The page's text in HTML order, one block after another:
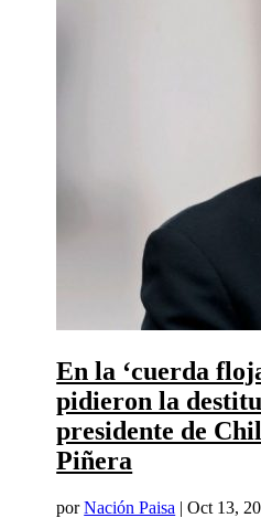
En la ‘cuerda
pidieron la
presidente de
Piñera
porNación Paisa |Oct 13,